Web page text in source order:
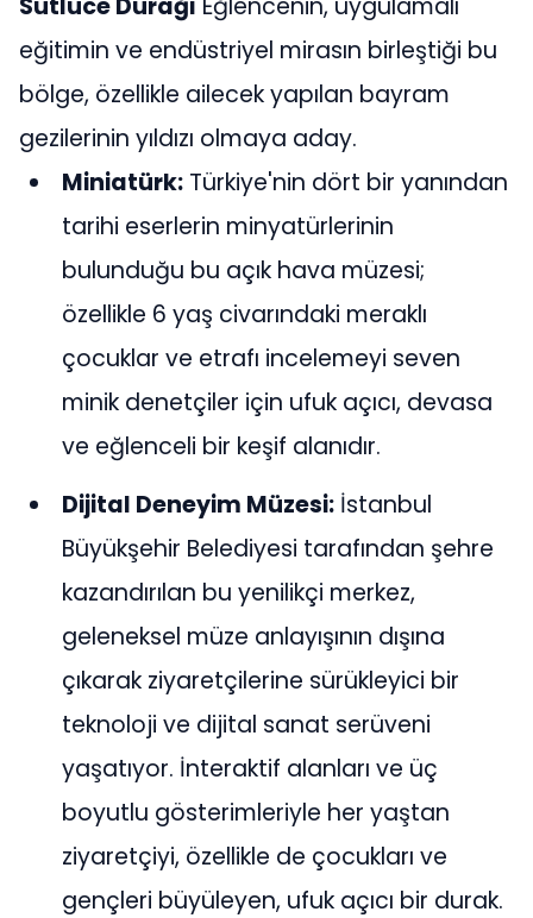
Sütlüce Durağı Eğlencenin, uygulamalı
eğitimin ve endüstriyel mirasın birleştiği bu
bölge, özellikle ailecek yapılan bayram
gezilerinin yıldızı olmaya aday.
Miniatürk: Türkiye'nin dört bir yanından
tarihi eserlerin minyatürlerinin
bulunduğu bu açık hava müzesi;
özellikle 6 yaş civarındaki meraklı
çocuklar ve etrafı incelemeyi seven
minik denetçiler için ufuk açıcı, devasa
ve eğlenceli bir keşif alanıdır.
Dijital Deneyim Müzesi: İstanbul
Büyükşehir Belediyesi tarafından şehre
kazandırılan bu yenilikçi merkez,
geleneksel müze anlayışının dışına
çıkarak ziyaretçilerine sürükleyici bir
teknoloji ve dijital sanat serüveni
yaşatıyor. İnteraktif alanları ve üç
boyutlu gösterimleriyle her yaştan
ziyaretçiyi, özellikle de çocukları ve
gençleri büyüleyen, ufuk açıcı bir durak.